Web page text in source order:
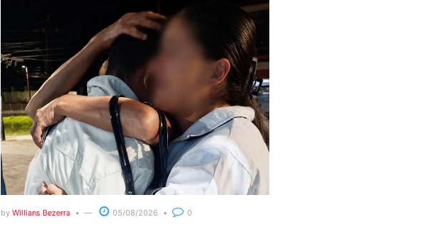
by Willians Bezerra 05/08/2026 0